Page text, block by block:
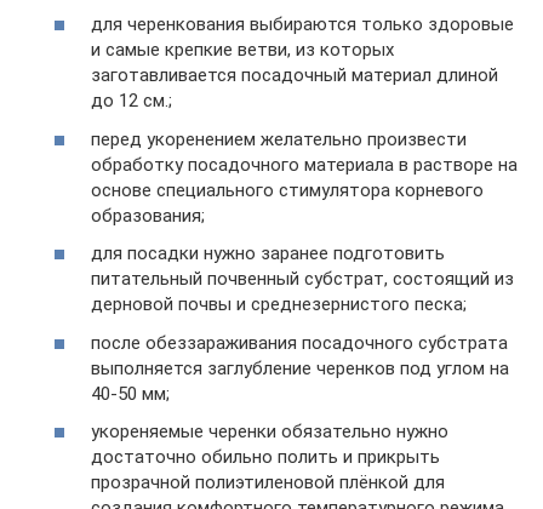
для черенкования выбираются только здоровые
и самые крепкие ветви, из которых
заготавливается посадочный материал длиной
до 12 см.;
перед укоренением желательно произвести
обработку посадочного материала в растворе на
основе специального стимулятора корневого
образования;
для посадки нужно заранее подготовить
питательный почвенный субстрат, состоящий из
дерновой почвы и среднезернистого песка;
после обеззараживания посадочного субстрата
выполняется заглубление черенков под углом на
40-50 мм;
укореняемые черенки обязательно нужно
достаточно обильно полить и прикрыть
прозрачной полиэтиленовой плёнкой для